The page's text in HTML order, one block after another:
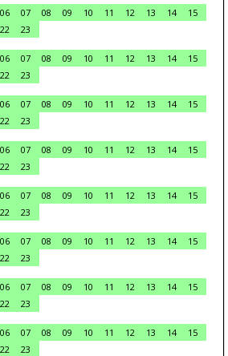
06 07 08 09 10 11 12 13 14
15
22
23
06 07 08 09 10 11 12 13 14
15
22
23
06 07 08 09 10 11 12 13 14
15
22
23
06 07 08 09 10 11 12 13 14
15
22
23
06 07 08 09 10 11 12 13 14
15
22
23
06 07 08 09 10 11 12 13 14
15
22
23
06 07 08 09 10 11 12 13 14
15
22
23
06 07 08 09 10 11 12 13 14
15
22
23